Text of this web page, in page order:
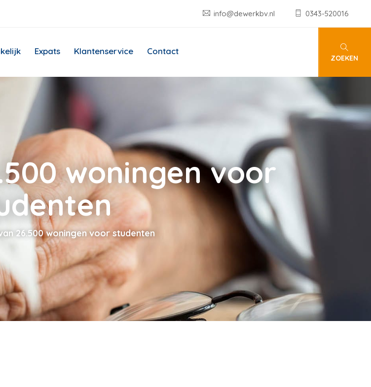
info@dewerkbv.nl 0343-520016
Expats Klantenservice Contact
ZOEKEN
woningen voor
26.500 woningen voor studenten